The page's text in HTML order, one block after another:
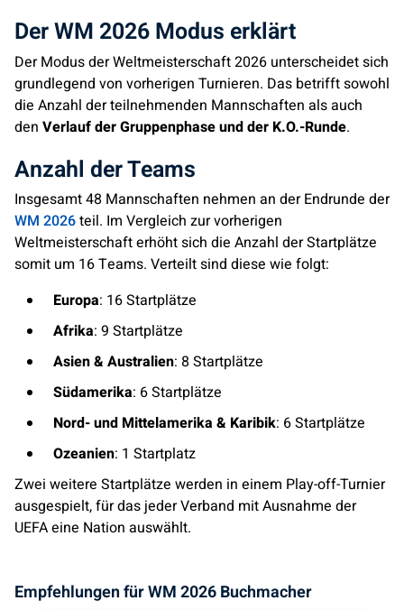
Der WM 2026 Modus erklärt
Der Modus der Weltmeisterschaft 2026 unterscheidet sich
grundlegend von vorherigen Turnieren. Das betrifft sowohl
die Anzahl der teilnehmenden Mannschaften als auch
den Verlauf der Gruppenphase und der K.O.-Runde.
Anzahl der Teams
Insgesamt 48 Mannschaften nehmen an der Endrunde der
WM 2026teil. Im Vergleich zur vorherigen
Weltmeisterschaft erhöht sich die Anzahl der Startplätze
somit um 16 Teams. Verteilt sind diese wie folgt:
Europa: 16 Startplätze
Afrika: 9 Startplätze
Asien & Australien: 8 Startplätze
Südamerika: 6 Startplätze
Nord- und Mittelamerika & Karibik: 6 Startplätze
Ozeanien: 1 Startplatz
Zwei weitere Startplätze werden in einem Play-off-Turnier
ausgespielt, für das jeder Verband mit Ausnahme der
UEFA eine Nation auswählt.
Empfehlungen für WM 2026 Buchmacher